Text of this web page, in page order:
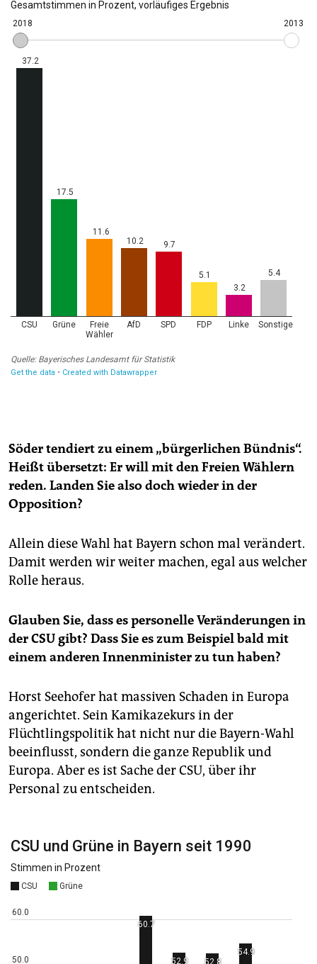
Söder tendiert zu einem „bürgerlichen Bündnis“.
Heißt übersetzt: Er will mit den Freien Wählern
reden. Landen Sie also doch wieder in der
Opposition?
Allein diese Wahl hat Bayern schon mal verändert.
Damit werden wir weiter machen, egal aus welcher
Rolle heraus.
Glauben Sie, dass es personelle Veränderungen in
der CSU gibt? Dass Sie es zum Beispiel bald mit
einem anderen Innenminister zu tun haben?
Horst Seehofer hat massiven Schaden in Europa
angerichtet. Sein Kamikazekurs in der
Flüchtlingspolitik hat nicht nur die Bayern-Wahl
beeinflusst, sondern die ganze Republik und
Europa. Aber es ist Sache der CSU, über ihr
Personal zu entscheiden.